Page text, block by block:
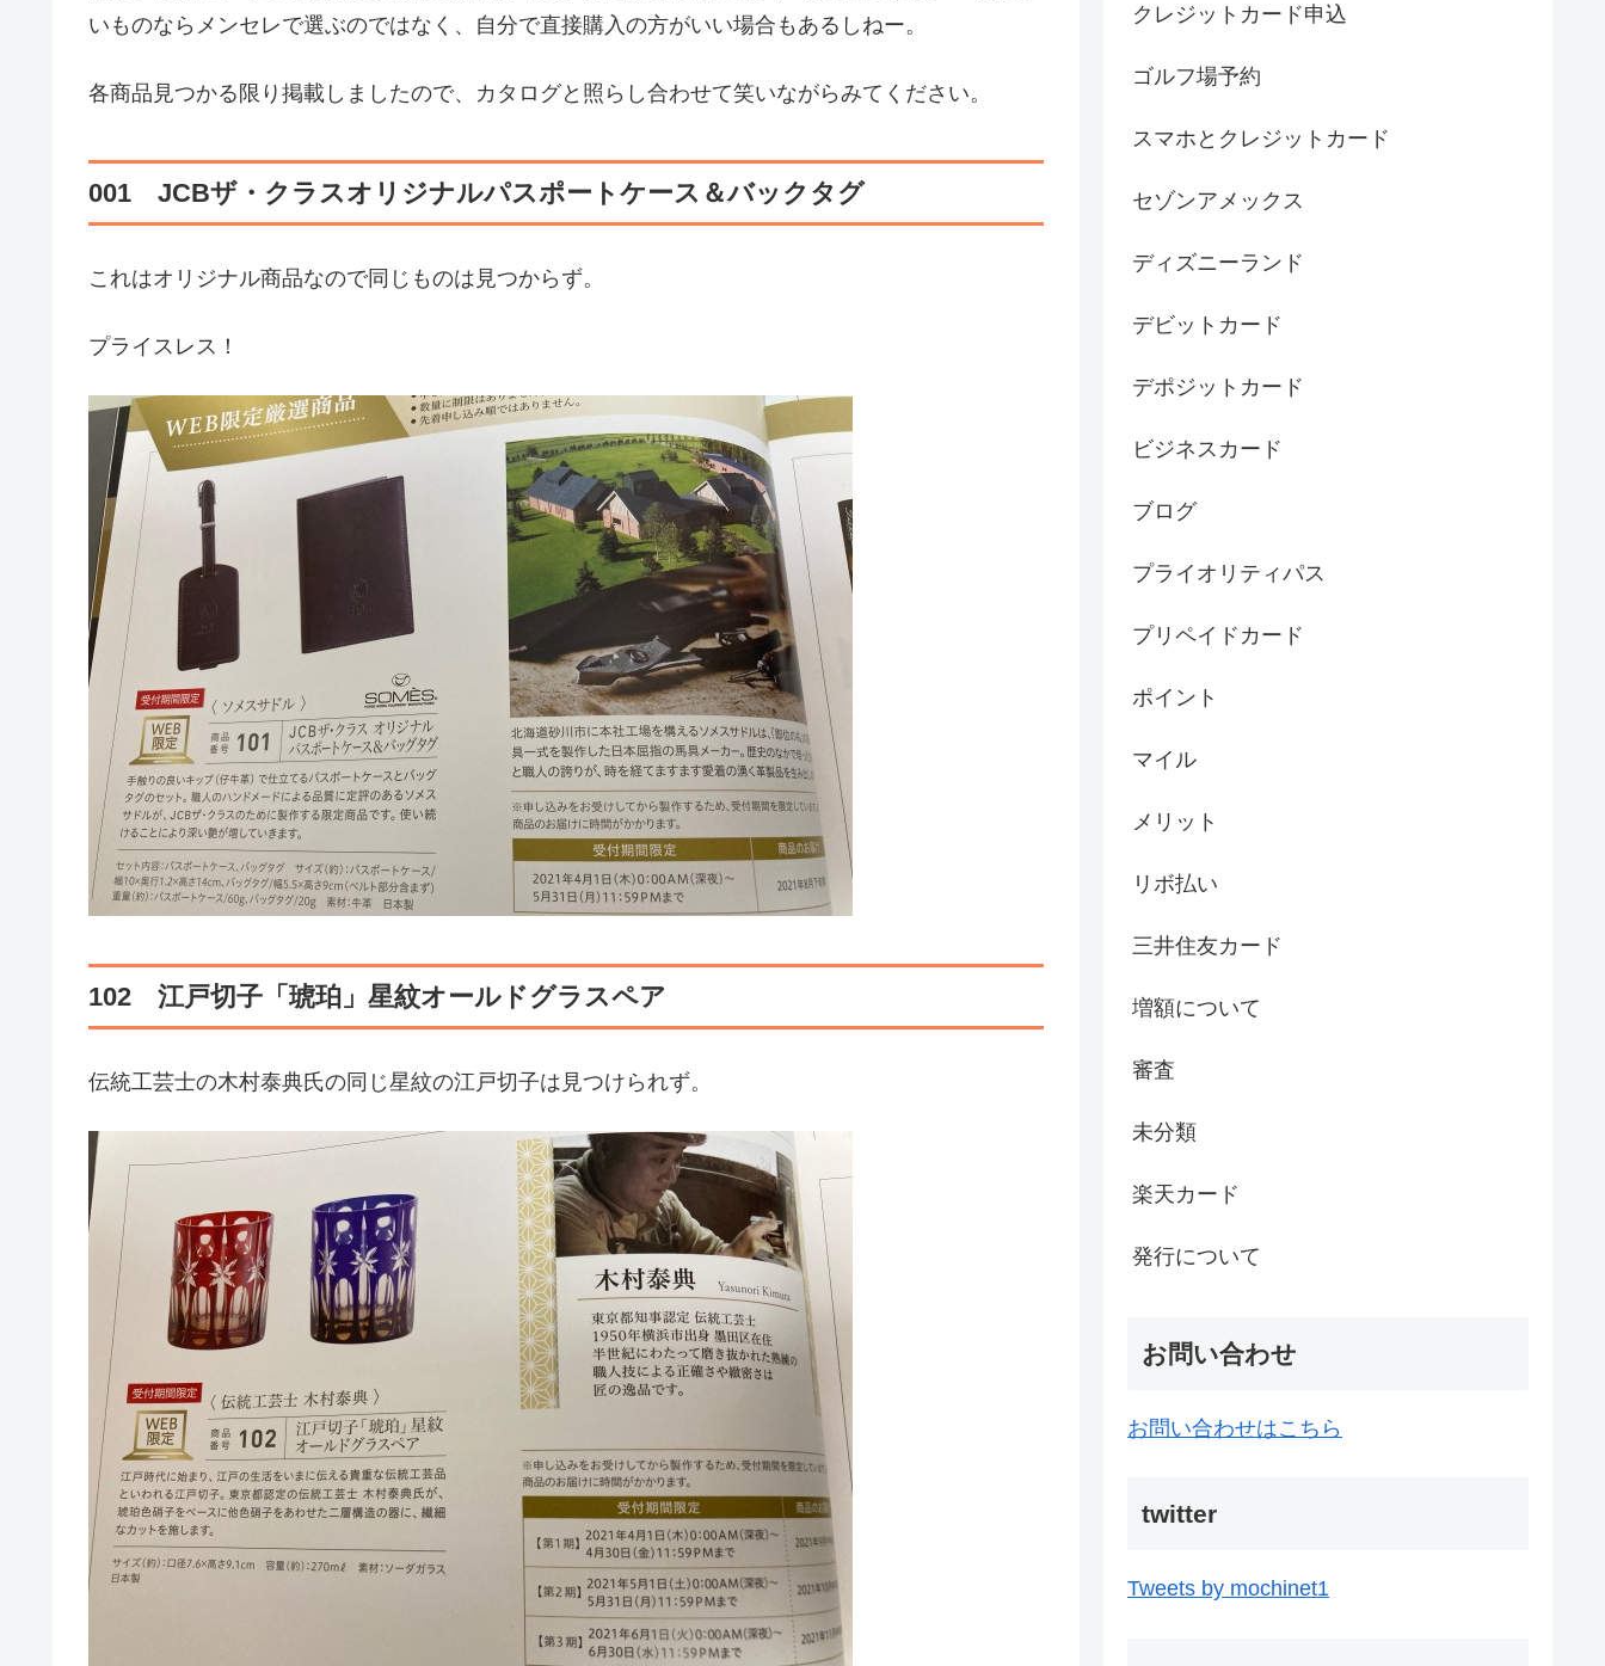
いものならメンセレで選ぶのではなく、自分で直接購入の方がいい場合もあるしねー。
各商品見つかる限り掲載しましたので、カタログと照らし合わせて笑いながらみてください。
001 JCBザ・クラスオリジナルパスポートケース＆バックタグ
これはオリジナル商品なので同じものは見つからず。
プライスレス！
102 江戸切子「琥珀」星紋オールドグラスペア
伝統工芸士の木村泰典氏の同じ星紋の江戸切子は見つけられず。
クレジットカード申込
ゴルフ場予約
スマホとクレジットカード
セゾンアメックス
ディズニーランド
デビットカード
デポジットカード
ビジネスカード
ブログ
プライオリティパス
プリペイドカード
ポイント
マイル
メリット
リボ払い
三井住友カード
増額について
審査
未分類
楽天カード
発行について
お問い合わせ
お問い合わせはこちら
twitter
Tweets by mochinet1